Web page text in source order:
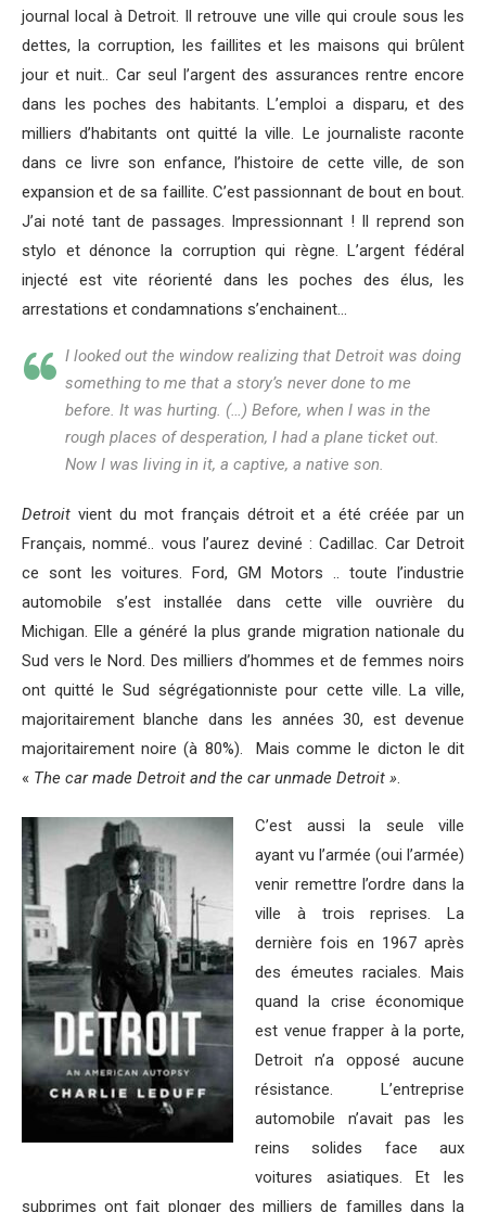
journal local à Detroit. Il retrouve une ville qui croule sous les
dettes, la corruption, les faillites et les maisons qui brûlent
jour et nuit.. Car seul l’argent des assurances rentre encore
dans les poches des habitants. L’emploi a disparu, et des
milliers d’habitants ont quitté la ville. Le journaliste raconte
dans ce livre son enfance, l’histoire de cette ville, de son
expansion et de sa faillite. C’est passionnant de bout en bout.
J’ai noté tant de passages. Impressionnant ! Il reprend son
stylo et dénonce la corruption qui règne. L’argent fédéral
injecté est vite réorienté dans les poches des élus, les
arrestations et condamnations s’enchainent…
I looked out the window realizing that Detroit was doing
something to me that a story’s never done to me
before. It was hurting. (…) Before, when I was in the
rough places of desperation, I had a plane ticket out.
Now I was living in it, a captive, a native son.
Detroit vient du mot français détroit et a été créée par un
Français, nommé.. vous l’aurez deviné : Cadillac. Car Detroit
ce sont les voitures. Ford, GM Motors .. toute l’industrie
automobile s’est installée dans cette ville ouvrière du
Michigan. Elle a généré la plus grande migration nationale du
Sud vers le Nord. Des milliers d’hommes et de femmes noirs
ont quitté le Sud ségrégationniste pour cette ville. La ville,
majoritairement blanche dans les années 30, est devenue
majoritairement noire (à 80%). Mais comme le dicton le dit
« The car made Detroit and the car unmade Detroit ».
C’est aussi la seule ville
ayant vu l’armée (oui l’armée)
venir remettre l’ordre dans la
ville à trois reprises. La
dernière fois en 1967 après
des émeutes raciales. Mais
quand la crise économique
est venue frapper à la porte,
Detroit n’a opposé aucune
résistance. L’entreprise
automobile n’avait pas les
reins solides face aux
voitures asiatiques. Et les
subprimes ont fait plonger des milliers de familles dans la